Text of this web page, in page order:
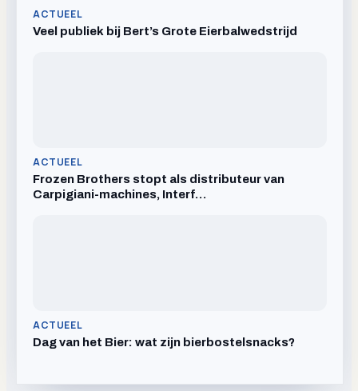
ACTUEEL
Veel publiek bij Bert’s Grote Eierbalwedstrijd
ACTUEEL
Frozen Brothers stopt als distributeur van
Carpigiani-machines, Interf…
ACTUEEL
Dag van het Bier: wat zijn bierbostelsnacks?